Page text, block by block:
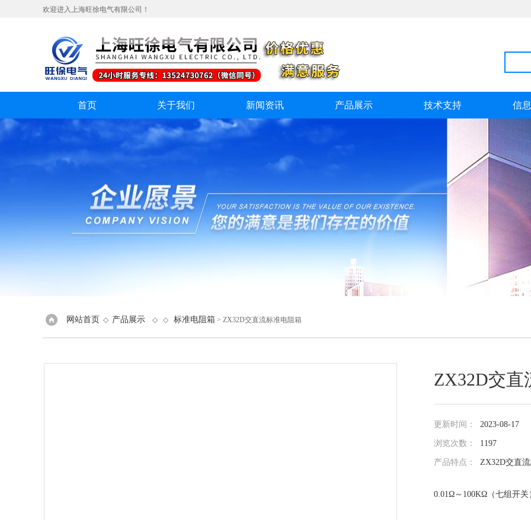
欢迎进入上海旺徐电气有限公司！
首页 关于我们 新闻资讯 产品展示 技术支持 信
网站首页 ◇ 产品展示 ◇ ◇ 标准电阻箱 > ZX32D交直流标准电阻箱
ZX32D交直
更新时间： 2023-08-17
浏览次数： 1197
产品特点： ZX32D交直
0.01Ω～100KΩ（七组开关